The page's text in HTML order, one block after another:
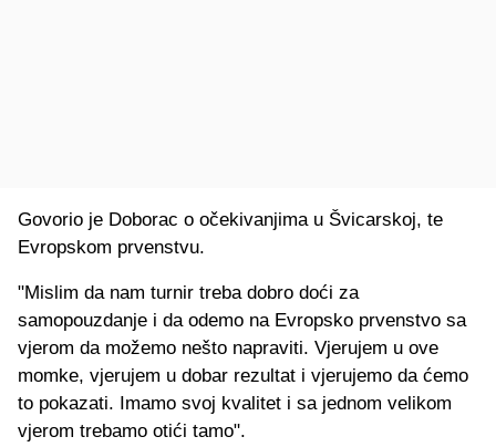
Govorio je Doborac o očekivanjima u Švicarskoj, te
Evropskom prvenstvu.
"Mislim da nam turnir treba dobro doći za
samopouzdanje i da odemo na Evropsko prvenstvo sa
vjerom da možemo nešto napraviti. Vjerujem u ove
momke, vjerujem u dobar rezultat i vjerujemo da ćemo
to pokazati. Imamo svoj kvalitet i sa jednom velikom
vjerom trebamo otići tamo".